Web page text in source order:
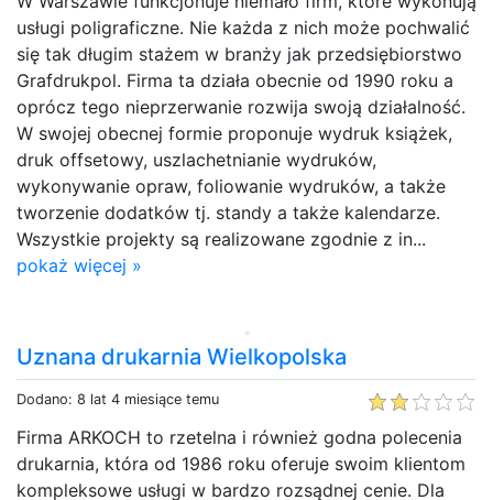
usługi poligraficzne. Nie każda z nich może pochwalić
się tak długim stażem w branży jak przedsiębiorstwo
Grafdrukpol. Firma ta działa obecnie od 1990 roku a
oprócz tego nieprzerwanie rozwija swoją działalność.
W swojej obecnej formie proponuje wydruk książek,
druk offsetowy, uszlachetnianie wydruków,
wykonywanie opraw, foliowanie wydruków, a także
tworzenie dodatków tj. standy a także kalendarze.
Wszystkie projekty są realizowane zgodnie z in...
pokaż więcej »
Uznana drukarnia Wielkopolska
Dodano: 8 lat 4 miesiące temu
Firma ARKOCH to rzetelna i również godna polecenia
drukarnia, która od 1986 roku oferuje swoim klientom
kompleksowe usługi w bardzo rozsądnej cenie. Dla